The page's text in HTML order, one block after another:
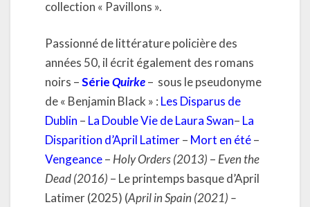
collection « Pavillons ».
Passionné de littérature policière des
années 50, il écrit également des romans
noirs –SérieQuirke– sous le pseudonyme
de « Benjamin Black » : Les Disparus de
Dublin – La Double Vie de Laura Swan– La
Disparition d’April Latimer– Mort en été–
Vengeance– Holy Orders (2013) – Even the
Dead (2016) – Le printemps basque d’April
Latimer (2025) (April in Spain (2021) –